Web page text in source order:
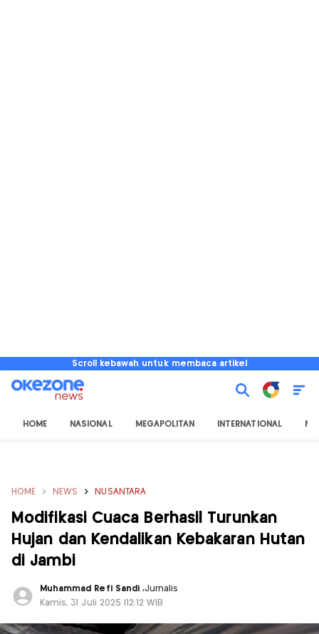
Scroll kebawah untuk membaca artikel
HOME NASIONAL MEGAPOLITAN INTERNATIONAL
HOME NEWS NUSANTARA
Modifikasi Cuaca Berhasil Turunkan
Hujan dan Kendalikan Kebakaran Hutan
di Jambi
Muhammad Refi Sandi ,Jurnalis
Kamis, 31 Juli 2025 |12:12 WIB